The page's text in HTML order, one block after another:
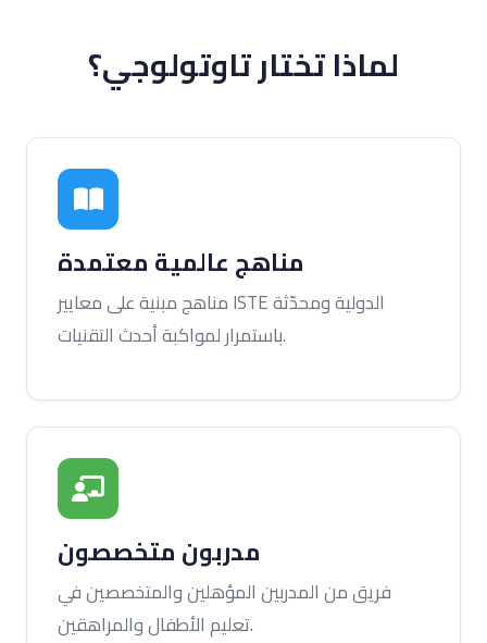
لماذا تختار تاوتولوجي؟
مناهج عالمية معتمدة
مناهج مبنية على معايير ISTE الدولية ومحدّثة
باستمرار لمواكبة أحدث التقنيات.
مدربون متخصصون
فريق من المدربين المؤهلين والمتخصصين في
تعليم الأطفال والمراهقين.